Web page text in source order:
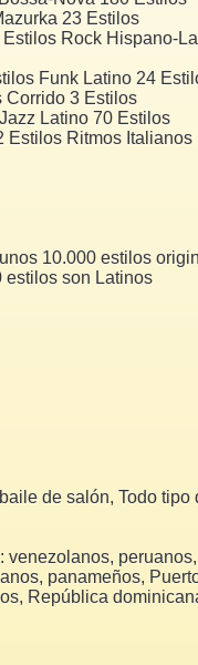
23 Estilos
Rock Hispano-
Funk Latino 24
Corrido 3 Estilos
Latino 70 Estilos
Estilos Ritmos Italianos
10.000 estilos
estilos son Latinos
de salón, Todo tipo
venezolanos,
panameños,
República